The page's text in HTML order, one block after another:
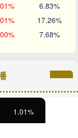
6.83%
17.26%
7.68%
1.01%